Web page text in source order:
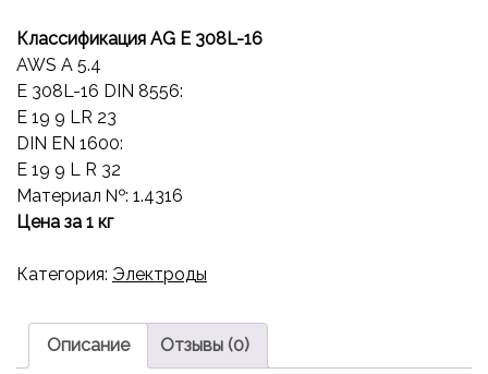
Классификация AG E 308L-16
AWS A 5.4
E 308L-16 DIN 8556:
E 19 9 LR 23
DIN EN 1600:
E 19 9 L R 32
Материал №: 1.4316
Цена за 1 кг
Категория: Электроды
Описание Отзывы (0)